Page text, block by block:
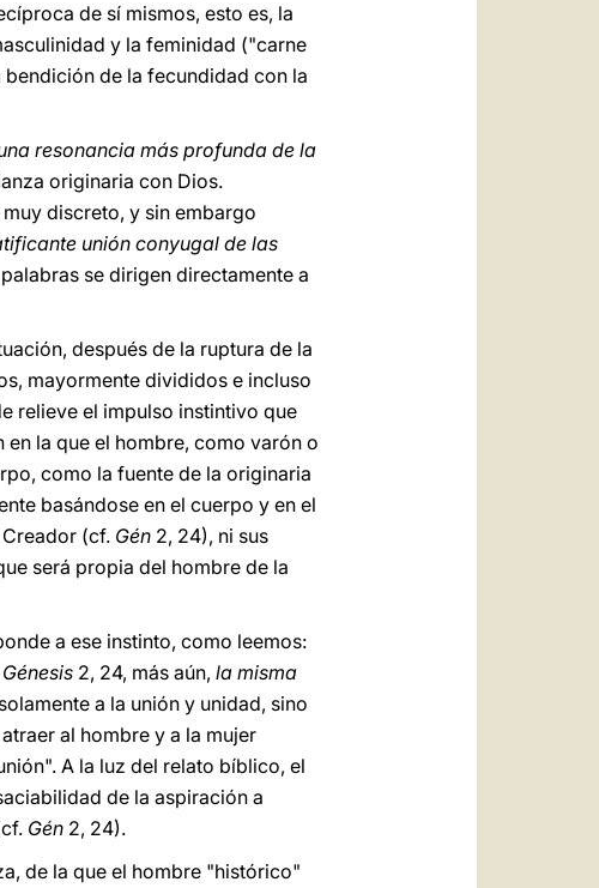
de sí mismos, esto es, la
y la feminidad ("carne
de la fecundidad con la
resonancia más profunda de la
originaria con Dios.
discreto, y sin embargo
unión conyugal de las
palabras se dirigen directamente a
después de la ruptura de la
mayormente divididos e incluso
relieve el impulso instintivo que
la que el hombre, como varón o
como la fuente de la originaria
basándose en el cuerpo y en el
(cf. Gén 2, 24), ni sus
será propia del hombre de la
a ese instinto, como leemos:
Génesis 2, 24, más aún, la misma
a la unión y unidad, sino
al hombre y a la mujer
A la luz del relato bíblico, el
de la aspiración a
Gén 2, 24).
de la que el hombre "histórico"